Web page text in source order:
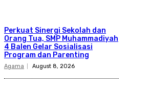
Perkuat Sinergi Sekolah dan
Orang Tua, SMP Muhammadiyah
4 Balen Gelar Sosialisasi
Program dan Parenting
Agama August 8, 2026